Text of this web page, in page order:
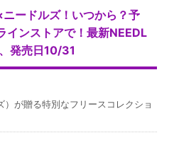
ードルズ！いつから？予
インストアで！最新NEEDL
発売日10/31
）が贈る特別なフリースコレクショ